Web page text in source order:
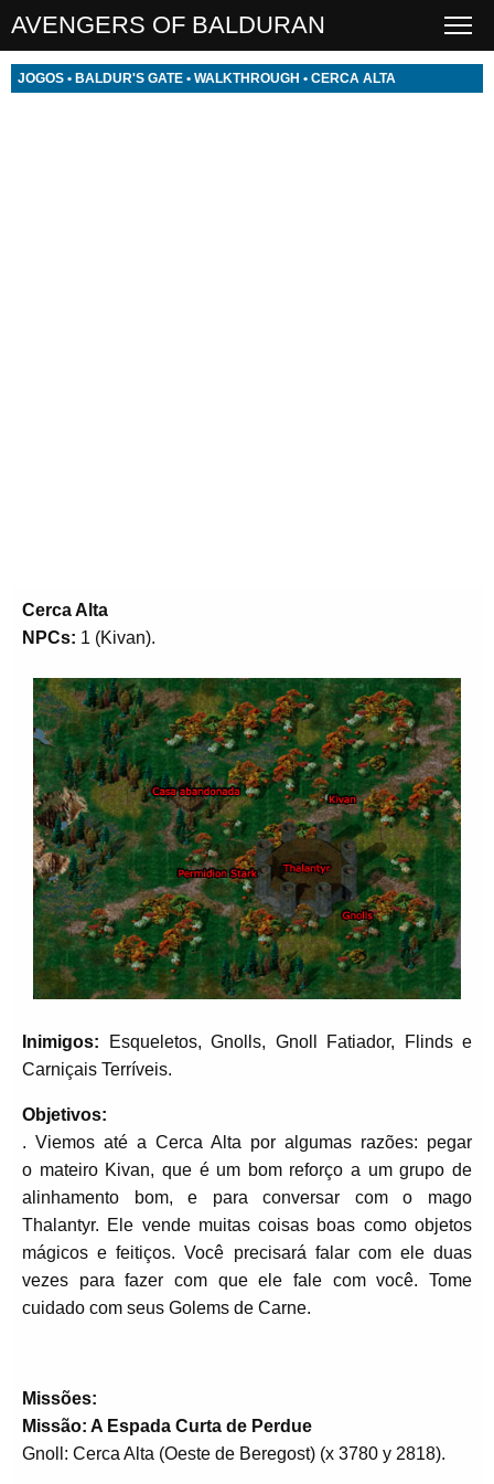
AVENGERS OF BALDURAN
JOGOS • BALDUR'S GATE • WALKTHROUGH • CERCA ALTA
Cerca Alta
NPCs: 1 (Kivan).
Inimigos: Esqueletos, Gnolls, Gnoll Fatiador, Flinds e
Carniçais Terríveis.
Objetivos:
. Viemos até a Cerca Alta por algumas razões: pegar
o mateiro Kivan, que é um bom reforço a um grupo de
alinhamento bom, e para conversar com o mago
Thalantyr. Ele vende muitas coisas boas como objetos
mágicos e feitiços. Você precisará falar com ele duas
vezes para fazer com que ele fale com você. Tome
cuidado com seus Golems de Carne.
Missões:
Missão: A Espada Curta de Perdue
Gnoll: Cerca Alta (Oeste de Beregost) (x 3780 y 2818).